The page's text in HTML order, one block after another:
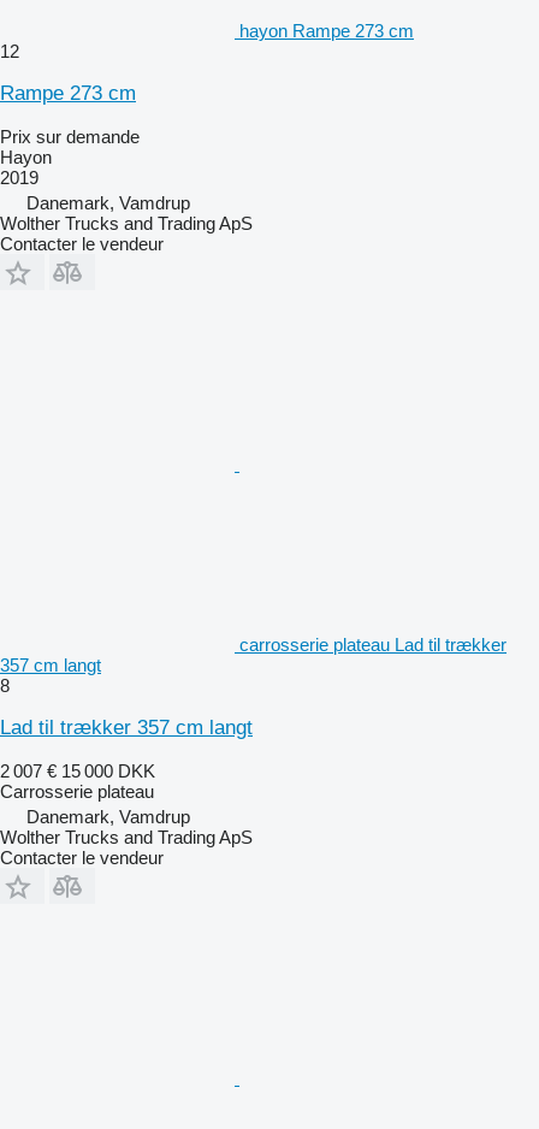
hayon Rampe 273 cm
12
Rampe 273 cm
Prix sur demande
Hayon
2019
Danemark, Vamdrup
Wolther Trucks and Trading ApS
Contacter le vendeur
carrosserie plateau Lad til trækker
357 cm langt
8
Lad til trækker 357 cm langt
2 007 € 15 000 DKK
Carrosserie plateau
Danemark, Vamdrup
Wolther Trucks and Trading ApS
Contacter le vendeur